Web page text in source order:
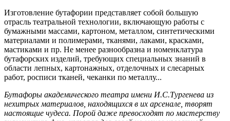
Изготовление бутафории представляет собой большую
отрасль театральной технологии, включающую работы с
бумажными массами, картоном, металлом, синтетическими
материалами и полимерами, тканями, лаками, красками,
мастиками и пр. Не менее разнообразна и номенклатура
бутафорских изделий, требующих специальных знаний в
области лепных, картонажных, отделочных и слесарных
работ, росписи тканей, чеканки по металлу...
Бутафоры академического театра имени И.С.Тургенева из
нехитрых материалов, находящихся в их арсенале, творят
настоящие чудеса. Порой даже превосходят по мастерству